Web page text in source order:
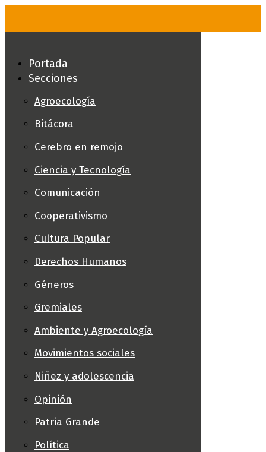
Portada
Secciones
Agroecología
Bitácora
Cerebro en remojo
Ciencia y Tecnología
Comunicación
Cooperativismo
Cultura Popular
Derechos Humanos
Géneros
Gremiales
Ambiente y Agroecología
Movimientos sociales
Niñez y adolescencia
Opinión
Patria Grande
Política